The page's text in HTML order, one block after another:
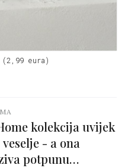
eura)
kolekcija uvijek
- a ona
potpunu